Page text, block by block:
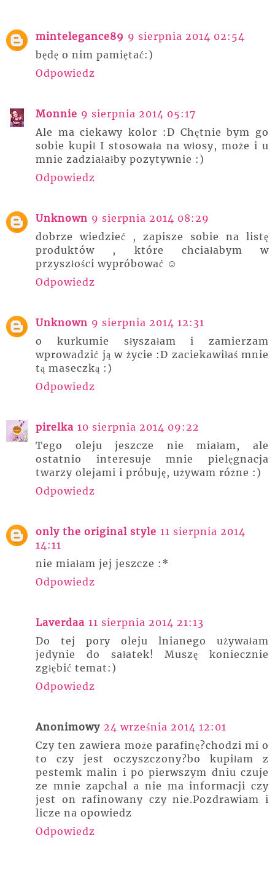
mintelegance89 9 sierpnia 2014 02:54
będę o nim pamiętać:)
Odpowiedz
Monnie 9 sierpnia 2014 05:17
Ale ma ciekawy kolor :D Chętnie bym go
sobie kupił I stosowała na włosy, może i u
mnie zadziałałby pozytywnie :)
Odpowiedz
Unknown 9 sierpnia 2014 08:29
dobrze wiedzieć , zapisze sobie na listę
produktów , które chciałabym w
przyszłości wypróbować ☺
Odpowiedz
Unknown 9 sierpnia 2014 12:31
o kurkumie słyszałam i zamierzam
wprowadzić ją w życie :D zaciekawiłaś mnie
tą maseczką :)
Odpowiedz
pirelka 10 sierpnia 2014 09:22
Tego oleju jeszcze nie miałam, ale
ostatnio interesuje mnie pielęgnacja
twarzy olejami i próbuję, używam różne :)
Odpowiedz
only the original style 11 sierpnia 2014
14:11
nie miałam jej jeszcze :*
Odpowiedz
Laverdaa 11 sierpnia 2014 21:13
Do tej pory oleju lnianego używałam
jedynie do sałatek! Muszę koniecznie
zgłębić temat:)
Odpowiedz
Anonimowy 24 września 2014 12:01
Czy ten zawiera może parafinę?chodzi mi o
to czy jest oczyszczony?bo kupiłam z
pestemk malin i po pierwszym dniu czuje
ze mnie zapchal a nie ma informacji czy
jest on rafinowany czy nie.Pozdrawiam i
licze na opowiedz
Odpowiedz